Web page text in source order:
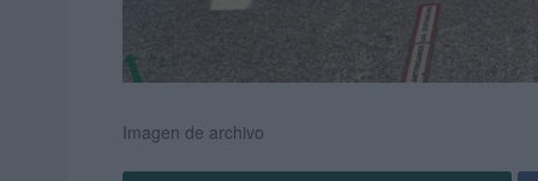
Imagen de archivo